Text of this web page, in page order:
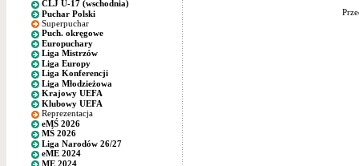
CLJ U-17 (wschodnia)
Puchar Polski
Superpuchar
Puch. okręgowe
Europuchary
Liga Mistrzów
Liga Europy
Liga Konferencji
Liga Młodzieżowa
Krajowy UEFA
Klubowy UEFA
Reprezentacja
eMŚ 2026
MŚ 2026
Liga Narodów 26/27
eME 2024
ME 2024